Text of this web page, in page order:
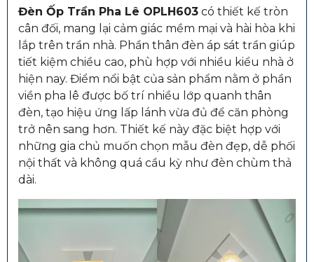
Đèn Ốp Trần Pha Lê OPLH603 có thiết kế tròn
cân đối, mang lại cảm giác mềm mại và hài hòa khi
lắp trên trần nhà. Phần thân đèn áp sát trần giúp
tiết kiệm chiều cao, phù hợp với nhiều kiểu nhà ở
hiện nay. Điểm nổi bật của sản phẩm nằm ở phần
viền pha lê được bố trí nhiều lớp quanh thân
đèn, tạo hiệu ứng lấp lánh vừa đủ để căn phòng
trở nên sang hơn. Thiết kế này đặc biệt hợp với
những gia chủ muốn chọn mẫu đèn đẹp, dễ phối
nội thất và không quá cầu kỳ như đèn chùm thả
dài.